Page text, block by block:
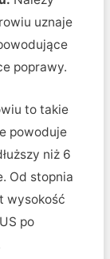
uznaje
poprawy.
to takie
powoduje
niż 6
Od stopnia
wysokość
po